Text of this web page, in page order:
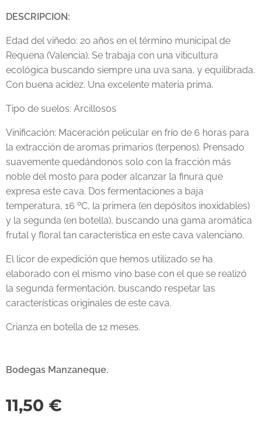
DESCRIPCION:
Edad del viñedo: 20 años en el término municipal de
Requena (Valencia). Se trabaja con una viticultura
ecológica buscando siempre una uva sana, y equilibrada.
Con buena acidez. Una excelente materia prima.
Tipo de suelos: Arcillosos
Vinificación: Maceración pelicular en frío de 6 horas para
la extracción de aromas primarios (terpenos). Prensado
suavemente quedándonos solo con la fracción más
noble del mosto para poder alcanzar la finura que
expresa este cava. Dos fermentaciones a baja
temperatura, 16 ºC, la primera (en depósitos inoxidables)
y la segunda (en botella), buscando una gama aromática
frutal y floral tan característica en este cava valenciano.
El licor de expedición que hemos utilizado se ha
elaborado con el mismo vino base con el que se realizó
la segunda fermentación, buscando respetar las
características originales de este cava.
Crianza en botella de 12 meses.
Bodegas Manzaneque.
11,50 €